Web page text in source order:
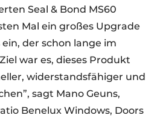
Seal & Bond MS60
Mal ein großes Upgrade
der schon lange im
war es, dieses Produkt
widerstandsfähiger und
sagt Mano Geuns,
Benelux Windows, Doors